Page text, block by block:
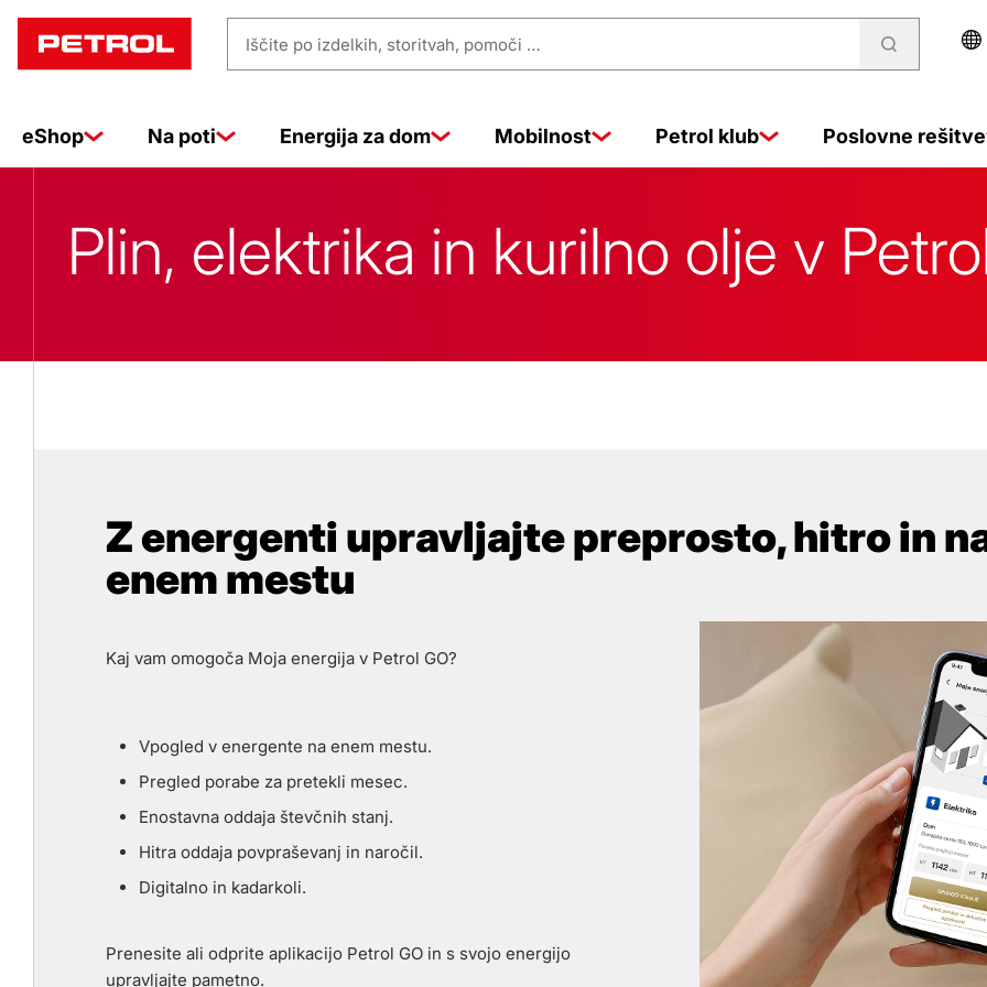
Moja
energija
Petrol
Iščite
storitvah,
eShop Na poti Energija za dom Mobilnost Petrol klub Poslovne rešitve
Plin, elektrika in kurilno olje v
Z energenti upravljajte preprosto, hitro in
enem mestu
Kaj vam omogoča Moja energija v Petrol GO?
Vpogled v energente na enem mestu.
Pregled porabe za pretekli mesec.
Enostavna oddaja števčnih stanj.
Hitra oddaja povpraševanj in naročil.
Digitalno in kadarkoli.
Prenesite ali odprite aplikacijo Petrol GO in s svojo energijo
upravljajte pametno.